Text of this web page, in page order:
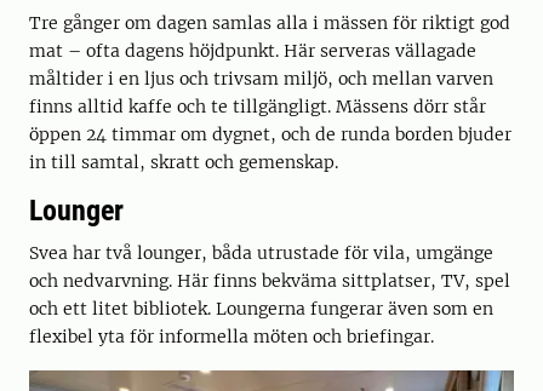
Tre gånger om dagen samlas alla i mässen för riktigt god
mat – ofta dagens höjdpunkt. Här serveras vällagade
måltider i en ljus och trivsam miljö, och mellan varven
finns alltid kaffe och te tillgängligt. Mässens dörr står
öppen 24 timmar om dygnet, och de runda borden bjuder
in till samtal, skratt och gemenskap.
Lounger
Svea har två lounger, båda utrustade för vila, umgänge
och nedvarvning. Här finns bekväma sittplatser, TV, spel
och ett litet bibliotek. Loungerna fungerar även som en
flexibel yta för informella möten och briefingar.